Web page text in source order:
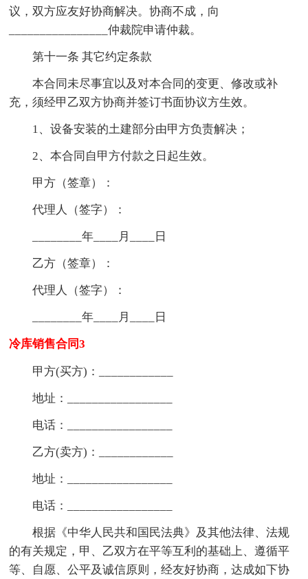
议，双方应友好协商解决。协商不成，向
________________仲裁院申请仲裁。
第十一条 其它约定条款
本合同未尽事宜以及对本合同的变更、修改或补
充，须经甲乙双方协商并签订书面协议方生效。
1、设备安装的土建部分由甲方负责解决；
2、本合同自甲方付款之日起生效。
甲方（签章）：
代理人（签字）：
________年____月____日
乙方（签章）：
代理人（签字）：
________年____月____日
冷库销售合同3
甲方(买方)：____________
地址：_________________
电话：_________________
乙方(卖方)：____________
地址：_________________
电话：_________________
根据《中华人民共和国民法典》及其他法律、法规
的有关规定，甲、乙双方在平等互利的基础上、遵循平
等、自愿、公平及诚信原则，经友好协商，达成如下协